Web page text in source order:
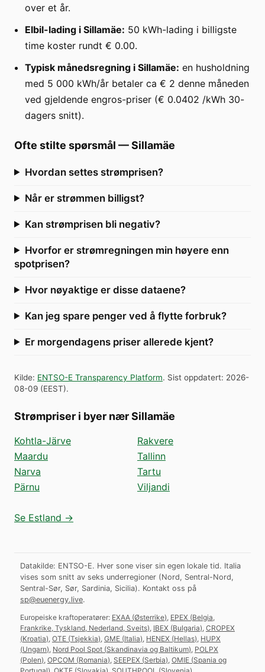
over et år.
Elbil-lading i Sillamäe: 50 kWh-lading i billigste
time koster rundt € 0.00.
Typisk månedsregning i Sillamäe: en husholdning
med 5 000 kWh/år betaler ca € 2 denne måneden
ved gjeldende engros-priser (€ 0.0402 /kWh 30-
dagers snitt).
Ofte stilte spørsmål —Sillamäe
Hvordan settes strømprisen?
Når er strømmen billigst?
Kan strømprisen bli negativ?
Hvorfor er strømregningen min høyere enn
spotprisen?
Hvor nøyaktige er disse dataene?
Kan jeg spare penger ved å flytte forbruk?
Er morgendagens priser allerede kjent?
Kilde: ENTSO-E Transparency Platform. Sist oppdatert: 2026-
08-09 (EEST).
Strømpriser i byer nær Sillamäe
Kohtla-Järve
Maardu
Narva
Pärnu
Rakvere
Tallinn
Tartu
Viljandi
Se Estland →
Datakilde: ENTSO-E. Hver sone viser sin egen lokale tid. Italia
vises som snitt av seks underregioner (Nord, Sentral-Nord,
Sentral-Sør, Sør, Sardinia, Sicilia). Kontakt oss på
sp@euenergy.live.
Europeiske kraftoperatører: EXAA (Østerrike) EPEX (Belgia,
Frankrike, Tyskland, Nederland, Sveits) IBEX (Bulgaria) CROPEX
(Kroatia) OTE (Tsjekkia) GME (Italia) HENEX (Hellas) HUPX
(Ungarn) Nord Pool Spot (Skandinavia og Baltikum) POLPX
(Polen) OPCOM (Romania) SEEPEX (Serbia) OMIE (Spania og